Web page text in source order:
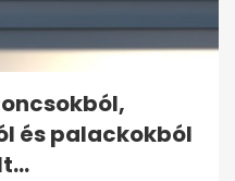
és palackokból